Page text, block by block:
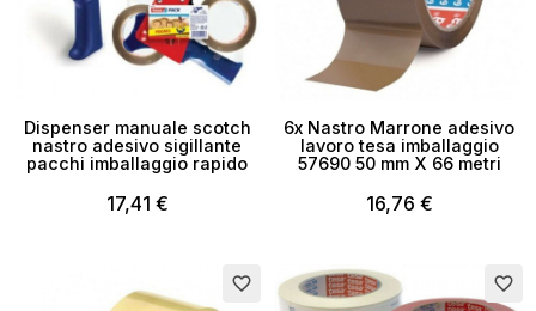
Dispenser manuale scotch
nastro adesivo sigillante
pacchi imballaggio rapido
17,41 €
6x Nastro Marrone adesivo
lavoro tesa imballaggio
57690 50 mm X 66 metri
16,76 €
favorite_border favorite_border